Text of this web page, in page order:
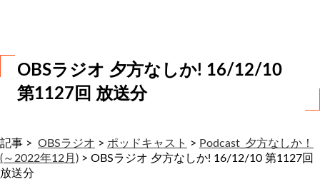
OBSラジオ 夕方なしか! 16/12/10
第1127回 放送分
記事 > OBSラジオ > ポッドキャスト > Podcast_夕方なしか！
(～2022年12月) > OBSラジオ 夕方なしか! 16/12/10 第1127回
放送分